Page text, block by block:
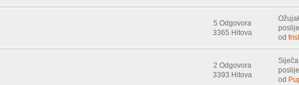
5 Odgovora
3365 Hitova
od
2 Odgovora
3393 Hitova
od